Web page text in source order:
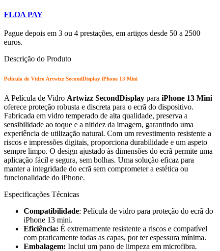
FLOA PAY
Pague depois em 3 ou 4 prestações, em artigos desde 50 a 2500
euros.
Descrição do Produto
Película de Vidro Artwizz SecondDisplay iPhone 13 Mini
A Película de Vidro Artwizz SecondDisplay para iPhone 13 Mini
oferece proteção robusta e discreta para o ecrã do dispositivo.
Fabricada em vidro temperado de alta qualidade, preserva a
sensibilidade ao toque e a nitidez da imagem, garantindo uma
experiência de utilização natural. Com um revestimento resistente a
riscos e impressões digitais, proporciona durabilidade e um aspeto
sempre limpo. O design ajustado às dimensões do ecrã permite uma
aplicação fácil e segura, sem bolhas. Uma solução eficaz para
manter a integridade do ecrã sem comprometer a estética ou
funcionalidade do iPhone.
Especificações Técnicas
Compatibilidade: Película de vidro para proteção do ecrã do
iPhone 13 mini.
Eficiência: É extremamente resistente a riscos e compatível
com praticamente todas as capas, por ter espessura mínima.
Embalagem: Inclui um pano de limpeza em microfibra.